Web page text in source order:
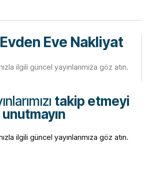
Evden Eve Nakliyat
ilgili güncel yayınlarımıza göz atın.
takip etmeyi
unutmayın
ilgili güncel yayınlarımıza göz atın.